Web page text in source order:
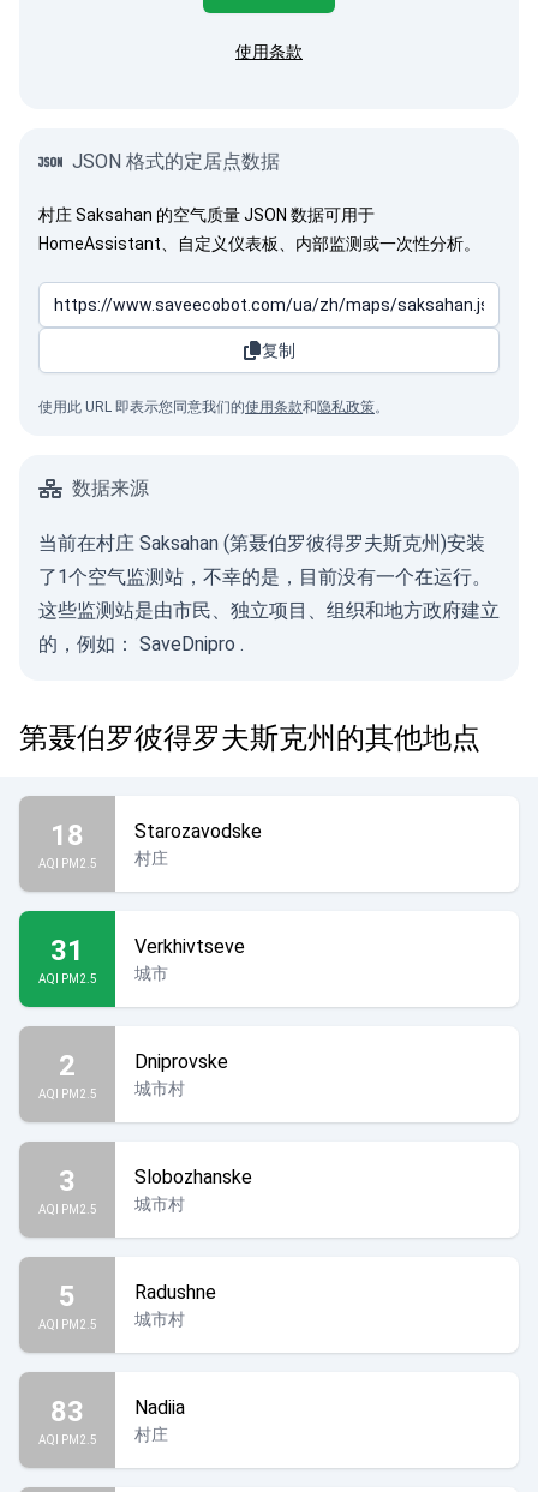
使用条款
JSON 格式的定居点数据
村庄 Saksahan 的空气质量 JSON 数据可用于
HomeAssistant、自定义仪表板、内部监测或一次性分析。
复制
使用此 URL 即表示您同意我们的使用条款和隐私政策。
数据来源
当前在村庄 Saksahan (第聂伯罗彼得罗夫斯克州)安装
了1个空气监测站，不幸的是，目前没有一个在运行。
这些监测站是由市民、独立项目、组织和地方政府建立
的，例如： SaveDnipro .
第聂伯罗彼得罗夫斯克州的其他地点
18
AQI PM2.5
Starozavodske
村庄
31
AQI PM2.5
Verkhivtseve
城市
2
AQI PM2.5
Dniprovske
城市村
3
AQI PM2.5
Slobozhanske
城市村
5
AQI PM2.5
Radushne
城市村
83
AQI PM2.5
Nadiia
村庄